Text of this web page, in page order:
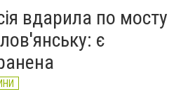
вдарила по мосту
є